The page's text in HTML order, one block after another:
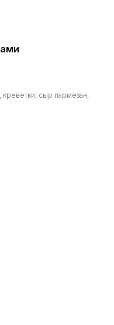
креветки, сыр пармезан,